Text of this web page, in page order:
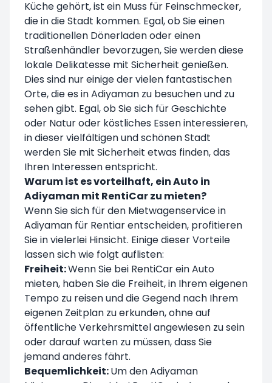
Küche gehört, ist ein Muss für Feinschmecker,
die in die Stadt kommen. Egal, ob Sie einen
traditionellen Dönerladen oder einen
Straßenhändler bevorzugen, Sie werden diese
lokale Delikatesse mit Sicherheit genießen.
Dies sind nur einige der vielen fantastischen
Orte, die es in Adiyaman zu besuchen und zu
sehen gibt. Egal, ob Sie sich für Geschichte
oder Natur oder köstliches Essen interessieren,
in dieser vielfältigen und schönen Stadt
werden Sie mit Sicherheit etwas finden, das
Ihren Interessen entspricht.
Warum ist es vorteilhaft, ein Auto in
Adiyaman mit RentiCar zu mieten?
Wenn Sie sich für den Mietwagenservice in
Adiyaman für Rentiar entscheiden, profitieren
Sie in vielerlei Hinsicht. Einige dieser Vorteile
lassen sich wie folgt auflisten:
Freiheit:Wenn Sie bei RentiCar ein Auto
mieten, haben Sie die Freiheit, in Ihrem eigenen
Tempo zu reisen und die Gegend nach Ihrem
eigenen Zeitplan zu erkunden, ohne auf
öffentliche Verkehrsmittel angewiesen zu sein
oder darauf warten zu müssen, dass Sie
jemand anderes fährt.
Bequemlichkeit:Um den Adiyaman